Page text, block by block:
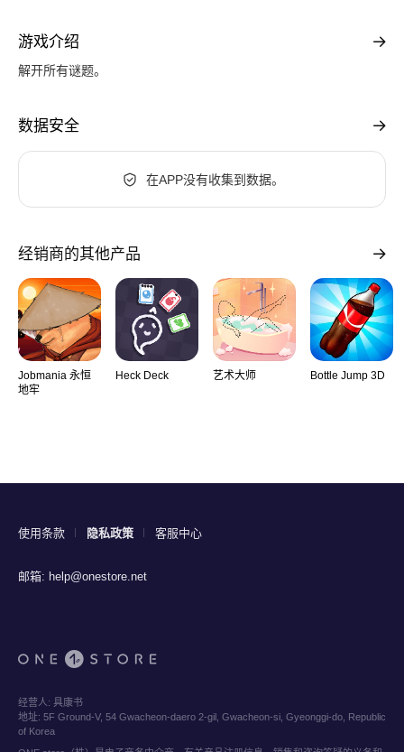
游戏介绍
解开所有谜题。
数据安全
在APP没有收集到数据。
经销商的其他产品
Jobmania 永恒
地牢
Heck Deck 艺术大师 Bottle Jump 3D
使用条款 隐私政策 客服中心
邮箱: help@onestore.net
经营人: 具康书
地址: 5F Ground-V, 54 Gwacheon-daero 2-gil, Gwacheon-si, Gyeonggi-do, Republic
of Korea